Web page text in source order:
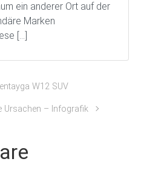
ein anderer Ort auf der
Marken
[…]
W12 SUV
Ursachen – Infografik